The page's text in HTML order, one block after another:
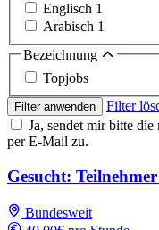
Englisch 1
Arabisch 1
Bezeichnung
Topjobs
Filter anwenden
Filter
Ja, sendet mir bitte die
per E-Mail zu.
Gesucht:
Bundesweit